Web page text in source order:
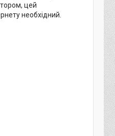
цей
необхідний.